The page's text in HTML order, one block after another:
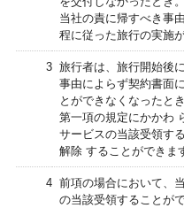
当社の責に帰すべき事
程に従った旅行の実施
3 旅行者は、旅行開始後
事由によらず契約書面
とができなくなったと
第一項の規定にかかわ
サービスの当該受領す
解除 することができま
4 前項の場合において、
の当該受領することが